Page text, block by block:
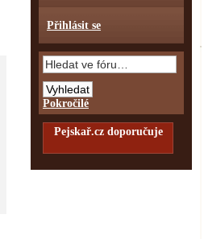
Přihlásit se
Pokročilé
Pejskař.cz doporučuje